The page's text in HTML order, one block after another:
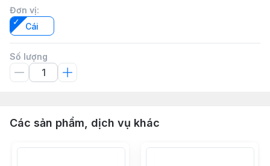
Đơn vị:
Cái
Số lượng
Các sản phẩm, dịch vụ khác